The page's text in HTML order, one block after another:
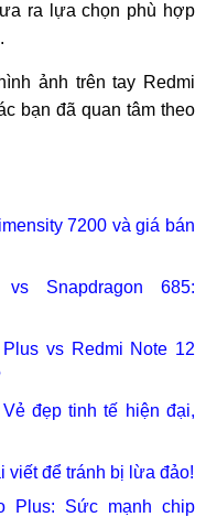
ra lựa chọn phù hợp
ảnh trên tay Redmi
bạn đã quan tâm theo
7200 và giá bán
Snapdragon 685:
vs Redmi Note 12
đẹp tinh tế hiện đại,
viết để tránh bị lừa đảo!
Plus: Sức mạnh chip